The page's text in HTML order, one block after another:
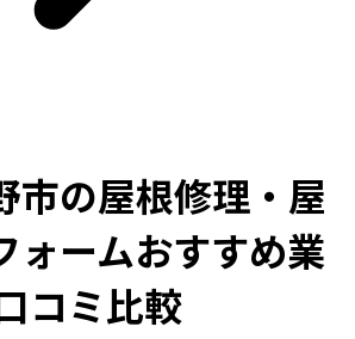
市の屋根修理・屋
ォームおすすめ業
コミ比較